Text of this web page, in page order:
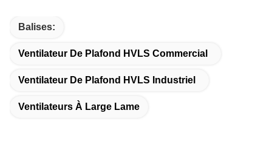
Balises:
Ventilateur De Plafond HVLS Commercial
Ventilateur De Plafond HVLS Industriel
Ventilateurs À Large Lame